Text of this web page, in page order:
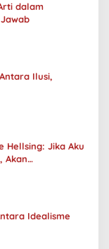
dalam
Ilusi,
Hellsing: Jika Aku
Akan
Idealisme